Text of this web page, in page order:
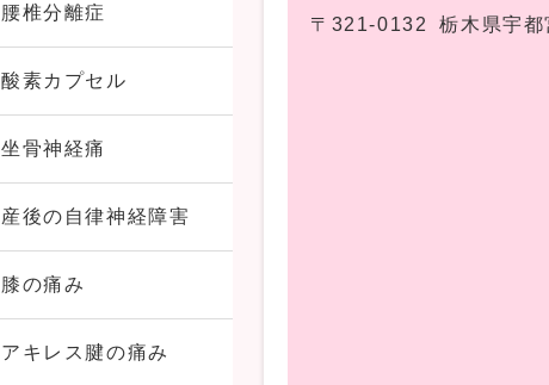
〒321-0132 栃木県宇
腰椎分離症
酸素カプセル
坐骨神経痛
産後の自律神経障害
膝の痛み
アキレス腱の痛み